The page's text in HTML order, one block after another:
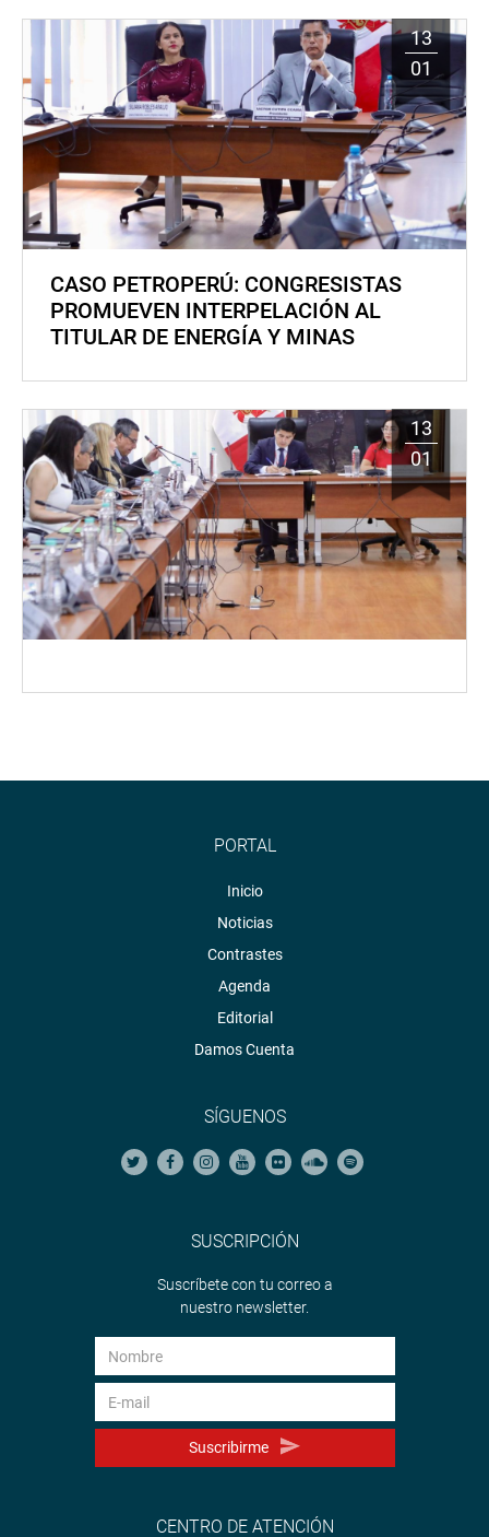
13
01
CASO PETROPERÚ: CONGRESISTAS
PROMUEVEN INTERPELACIÓN AL
TITULAR DE ENERGÍA Y MINAS
13
01
PORTAL
Inicio
Noticias
Contrastes
Agenda
Editorial
Damos Cuenta
SÍGUENOS
SUSCRIPCIÓN
Suscríbete con tu correo a
nuestro newsletter.
Suscribirme
CENTRO DE ATENCIÓN